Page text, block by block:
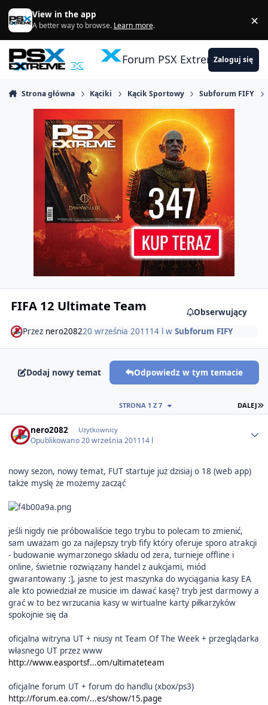
Skocz do zawartości
View in the app
A better way to browse. Learn more. ×
Forum PSX ExtremeZaloguj się
Strona główna Kąciki Kącik Sportowy Subforum FIFY
FIFA 12 Ultimate Team
Obserwujący
Przez nero208220 września 2011 14 l w Subforum FIFY
Dodaj nowy temat Odpowiedz w tym temacie
DALEJ
STRONA 1 Z 7
nero2082 Użytkownicy
Opublikowano20 września 201114 l
nowy sezon, nowy temat, FUT startuje już dzisiaj o 18 (web app)
także myslę że możemy zacząć
jeśli nigdy nie próbowaliście tego trybu to polecam to zmienić,
sam uważam go za najlepszy tryb fify który oferuje sporo atrakcji
- budowanie wymarzonego składu od zera, turnieje offline i
online, świetnie rozwiązany handel z aukcjami, miód
gwarantowany :], jasne to jest maszynka do wyciągania kasy EA
ale kto powiedział ze musicie im dawać kasę? tryb jest darmowy a
grać w to bez wrzucania kasy w wirtualne karty piłkarzyków
spokojnie się da
oficjalna witryna UT + niusy nt Team Of The Week + przeglądarka
własnego UT przez www
http://www.easportsf...om/ultimateteam
oficjalne forum UT + forum do handlu (xbox/ps3)
http://forum.ea.com/...es/show/15.page